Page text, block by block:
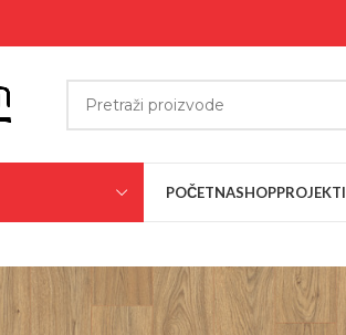
POČETNASHOPPROJEKTI